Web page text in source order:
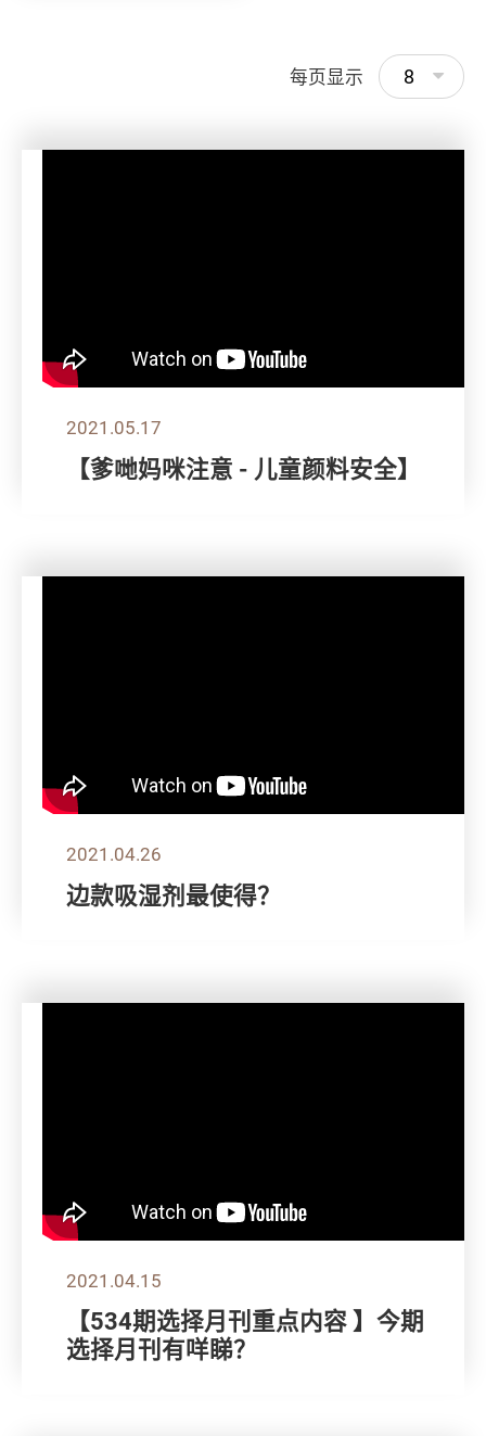
每页显示 8
2021.05.17
【爹哋妈咪注意 - 儿童颜料安全】
2021.04.26
边款吸湿剂最使得？
2021.04.15
【534期选择月刊重点内容 】今期
选择月刊有咩睇？